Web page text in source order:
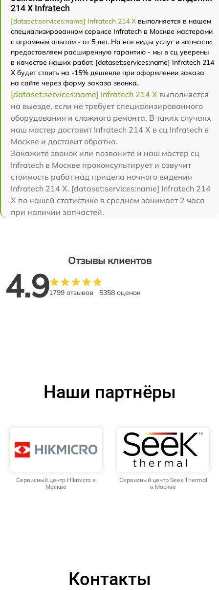
214 Х Infratech
[dataset:services:name] Infratech 214 Х выполняется в нашем
специализированном сервисе Infratech в Москве мастерами
с огромным опытом - от 5 лет. На все виды услуг и запчасти
предоставляем расширенную гарантию - мы в сц уверены
в качестве наших работ. [dataset:services:name] Infratech 214
Х будет стоить на -15% дешевле при оформлении заказа
на сайте через форму заказа звонка.
[dataset:services:name] Infratech 214 Х выполняется
на выезде, если не требует специализированного
оборудования и сложного ремонта. В таких случаях
наш мастер доставит Infratech 214 Х в сц Infratech в
Москве и доставит обратно.
Закажите звонок или позвоните и наш мастер сц
Infratech в Москве проконсультирует и озвучит
стоимость работ над прицела ночного видения
Infratech 214 Х. [dataset:services:name] Infratech 214
Х по нашей статистике в среднем занимает 2 часа
при наличии запчастей.
Отзывы клиентов
4.91799 отзывов 5358 оценок
Наши партнёры
Сервисный центр Hikmicro в
Москве
Сервисный центр Seek Thermal
в Москве
Контакты